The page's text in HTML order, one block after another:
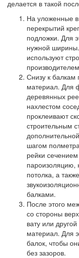
делается в такой
На уложенные в
перекрытий
подложки. Для
нужной
используют
Снизу к балкам
материал. Для
деревянных
нахлестом
проклеивают
строительным
шагом
рейки
пароизоляцию,
потолка, а
балками.
После этого
со стороны
вату или
материал. Для
балок, чтобы
без зазоров.